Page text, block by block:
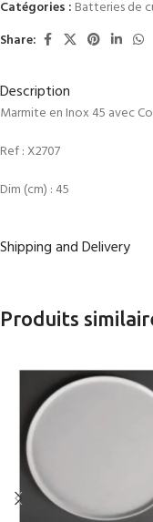
Catégories : Batteries de
Share:
Description
Marmite en Inox 45 avec
Ref : X2707
Dim (cm) : 45
Shipping and Delivery
Produits